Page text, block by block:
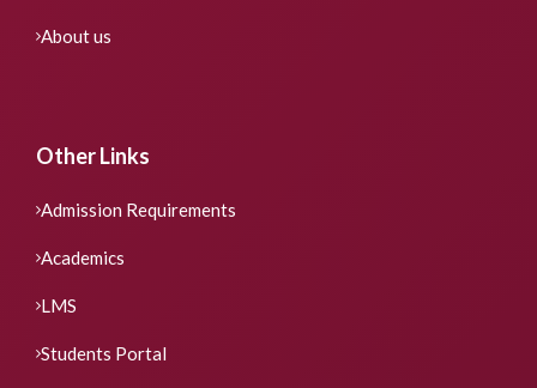
About us
Other Links
Admission Requirements
Academics
LMS
Students Portal